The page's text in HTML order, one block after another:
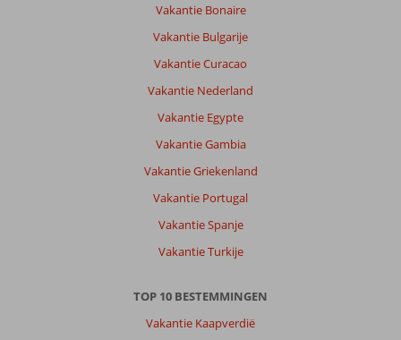
Vakantie Bonaire
Vakantie Bulgarije
Vakantie Curacao
Vakantie Nederland
Vakantie Egypte
Vakantie Gambia
Vakantie Griekenland
Vakantie Portugal
Vakantie Spanje
Vakantie Turkije
TOP 10 BESTEMMINGEN
Vakantie Kaapverdië